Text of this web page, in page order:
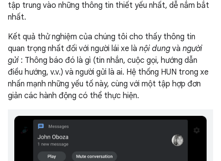
tập trung vào những thông tin thiết yếu nhất, dễ nắm bắt
nhất.
Kết quả thử nghiệm của chúng tôi cho thấy thông tin
quan trọng nhất đối với người lái xe là nội dung và người
gửi : Thông báo đó là gì (tin nhắn, cuộc gọi, hướng dẫn
điều hướng, v.v.) và người gửi là ai. Hệ thống HUN trong xe
nhấn mạnh những yếu tố này, cùng với một tập hợp đơn
giản các hành động có thể thực hiện.